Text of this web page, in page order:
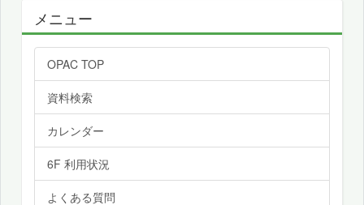
メニュー
OPAC TOP
資料検索
カレンダー
6F 利用状況
よくある質問